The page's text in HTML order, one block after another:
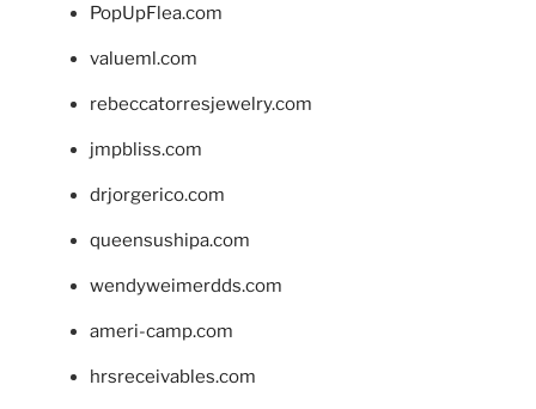
PopUpFlea.com
valueml.com
rebeccatorresjewelry.com
jmpbliss.com
drjorgerico.com
queensushipa.com
wendyweimerdds.com
ameri-camp.com
hrsreceivables.com